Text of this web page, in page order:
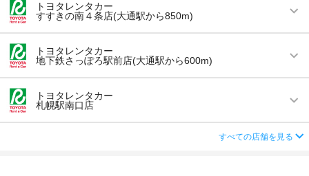
住所 北海道札幌市中央区南6条西10丁目1020-4
この店舗でレンタカーを探す
アクセス 札幌駅より徒歩で約6分（送迎なし）
住所 北海道札幌市中央区北5条東1丁目2-4
この店舗でレンタカーを探す
トヨタレンタカー
すすきの南４条店(大通駅から850m)
営業時間 毎日 08:00 ～ 19:00
アクセス すすきの駅より徒歩で約4分（送迎なし）
住所
北海道札幌市中央区南4条西7丁目アパホテル・札
幌すすきの駅西1F
トヨタレンタカー
地下鉄さっぽろ駅前店(大通駅から600m)
営業時間 毎日 08:00 ～ 17:00
アクセス さっぽろ駅より徒歩で約1分（送迎なし）
札幌市中央区北3条西3丁目1 札幌北3条ビル1階
トヨタレンタカー
札幌駅南口店
すべての店舗を見る